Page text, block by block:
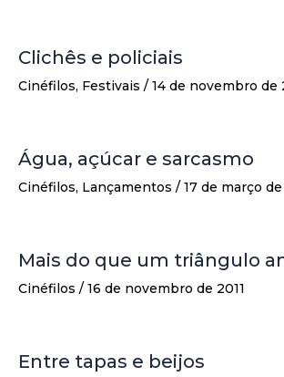
Clichês e policiais
Cinéfilos, Festivais / 14 de novembro de
Água, açúcar e sarcasmo
Cinéfilos, Lançamentos / 17 de março de
Mais do que um triângulo
Cinéfilos / 16 de novembro de 2011
Entre tapas e beijos